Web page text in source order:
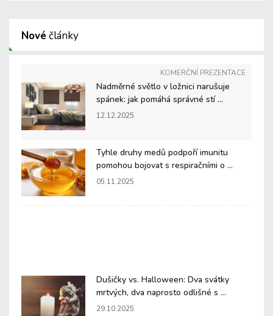
Nové články
KOMERČNÍ PREZENTACE
Nadměrné světlo v ložnici narušuje
spánek: jak pomáhá správné stí ...
12.12.2025
Tyhle druhy medů podpoří imunitu
pomohou bojovat s respiračními o ...
05.11.2025
Dušičky vs. Halloween: Dva svátky
mrtvých, dva naprosto odlišné s ...
29.10.2025